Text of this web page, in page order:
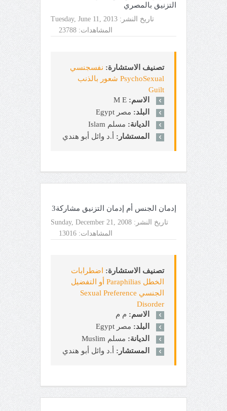
التزنيق بالمصري
تاريخ النشر: Tuesday, June 11, 2013
المشاهدات: 23788
تصنيف الاستشارة: نفسجنسي
PsychoSexual شعور بالذنب
Guilt
الاسم: M E
البلد: مصر Egypt
الديانة: مسلم Islam
المستشار: أ.د وائل أبو هندي
إدمان الجنس أم إدمان التزنيق مشاركة3
تاريخ النشر: Sunday, December 21, 2008
المشاهدات: 13016
تصنيف الاستشارة: اضطرابات
الخطل Paraphilias أو التفضيل
الجنسي Sexual Preference
Disorder
الاسم: م م
البلد: مصر Egypt
الديانة: مسلم Muslim
المستشار: أ.د وائل أبو هندي